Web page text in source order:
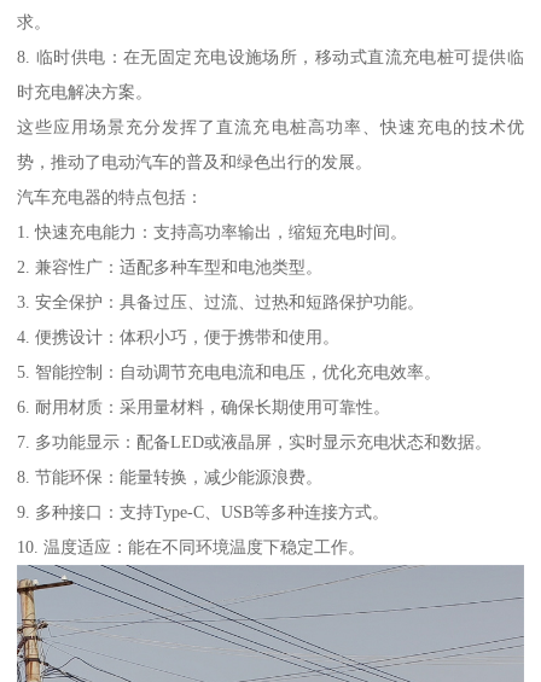
求。
8. 临时供电：在无固定充电设施场所，移动式直流充电桩可提供临
时充电解决方案。
这些应用场景充分发挥了直流充电桩高功率、快速充电的技术优
势，推动了电动汽车的普及和绿色出行的发展。
汽车充电器的特点包括：
1. 快速充电能力：支持高功率输出，缩短充电时间。
2. 兼容性广：适配多种车型和电池类型。
3. 安全保护：具备过压、过流、过热和短路保护功能。
4. 便携设计：体积小巧，便于携带和使用。
5. 智能控制：自动调节充电电流和电压，优化充电效率。
6. 耐用材质：采用量材料，确保长期使用可靠性。
7. 多功能显示：配备LED或液晶屏，实时显示充电状态和数据。
8. 节能环保：能量转换，减少能源浪费。
9. 多种接口：支持Type-C、USB等多种连接方式。
10. 温度适应：能在不同环境温度下稳定工作。